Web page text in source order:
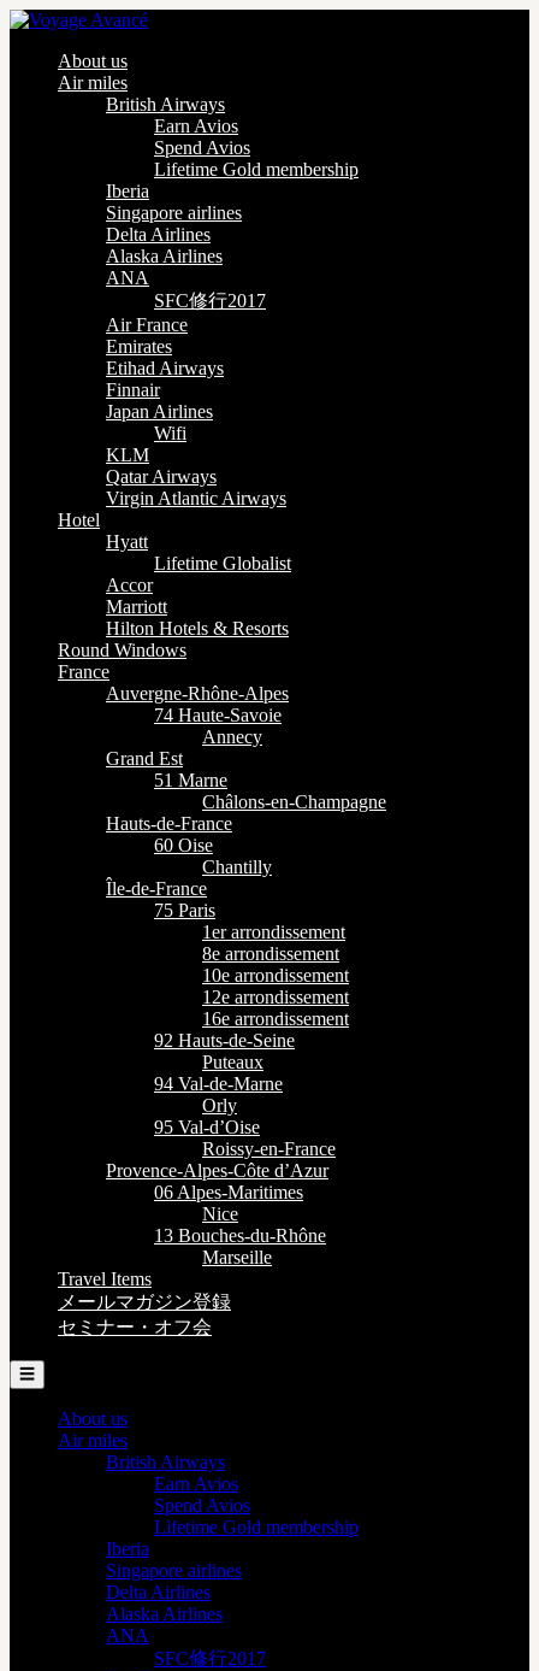
About us
Air miles
British Airways
Earn Avios
Spend Avios
Lifetime Gold membership
Iberia
Singapore airlines
Delta Airlines
Alaska Airlines
ANA
SFC修行2017
Air France
Emirates
Etihad Airways
Finnair
Japan Airlines
Wifi
KLM
Qatar Airways
Virgin Atlantic Airways
Hotel
Hyatt
Lifetime Globalist
Accor
Marriott
Hilton Hotels & Resorts
Round Windows
France
Auvergne-Rhône-Alpes
74 Haute-Savoie
Annecy
Grand Est
51 Marne
Châlons-en-Champagne
Hauts-de-France
60 Oise
Chantilly
Île-de-France
75 Paris
1er arrondissement
8e arrondissement
10e arrondissement
12e arrondissement
16e arrondissement
92 Hauts-de-Seine
Puteaux
94 Val-de-Marne
Orly
95 Val-d’Oise
Roissy-en-France
Provence-Alpes-Côte d’Azur
06 Alpes-Maritimes
Nice
13 Bouches-du-Rhône
Marseille
Travel Items
メールマガジン登録
セミナー・オフ会
☰
About us
Air miles
British Airways
Earn Avios
Spend Avios
Lifetime Gold membership
Iberia
Singapore airlines
Delta Airlines
Alaska Airlines
ANA
SFC修行2017